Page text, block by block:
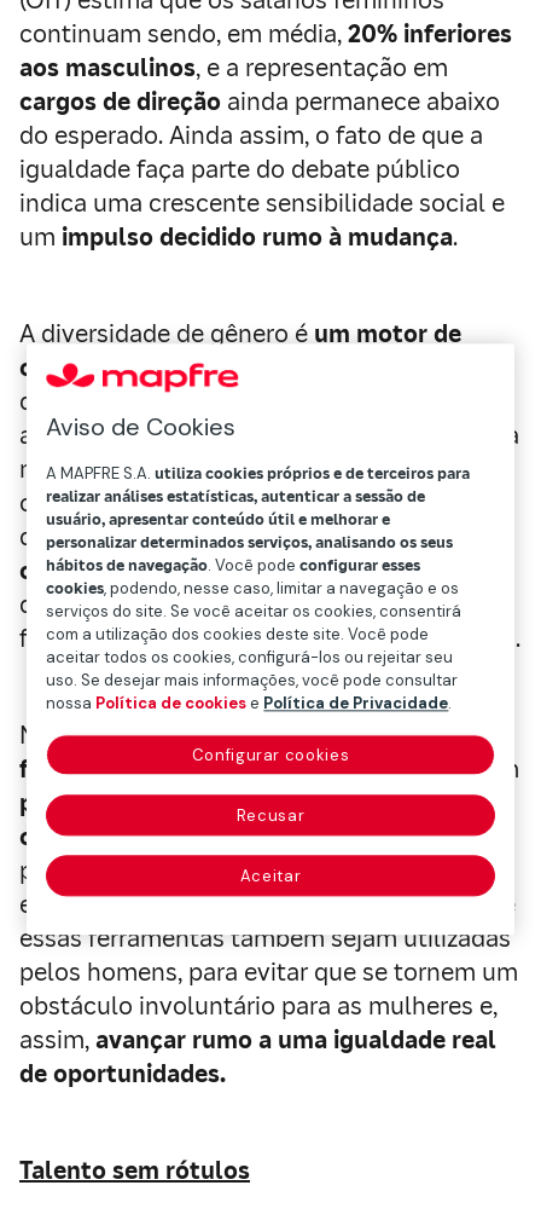
continuam sendo, em média,20% inferiores
aos masculinos, e a representação em
cargos de direção ainda permanece abaixo
do esperado. Ainda assim, o fato de que a
igualdade faça parte do debate público
indica uma crescente sensibilidade social e
um impulso decidido rumo à mudança.
A diversidade de gênero é um motor de
competitividade: multiplica o talento
disponível e fortalece as organizações em
ambientes complexos. Embora a inserção da
mulher no mercado de trabalho esteja
consolidada na maioria dos setores, a
dificuldade concentra-se no acesso a
cargos de liderança, algo que ocorre apesar
de as mulheres frequentemente terem uma
formação acadêmica superior à dos homens.
Nesse contexto,as empresas têm um papel
fundamentale, de fato, muitas já promovem
planos de igualdade e medidas de
conciliaçãoentre vida pessoal e
profissional. A flexibilidade laboral é
essencial, mas é igualmente importante que
essas ferramentas também sejam utilizadas
pelos homens, para evitar que se tornem um
obstáculo involuntário para as mulheres e,
assim,avançar rumo a uma igualdade real
de oportunidades.
Talento sem rótulos
Aviso de Cookies
A MAPFRE S.A.utiliza cookies próprios e de terceiros para
realizar análises estatísticas, autenticar a sessão de
usuário, apresentar conteúdo útil e melhorar e
personalizar determinados serviços, analisando os seus
hábitos de navegação. Você podeconfigurar esses
cookies, podendo, nesse caso, limitar a navegação e os
serviços do site. Se você aceitar os cookies, consentirá
com a utilização dos cookies deste site. Você pode
aceitar todos os cookies, configurá-los ou rejeitar seu
uso. Se desejar mais informações, você pode consultar
nossa Política de cookiese Política de Privacidade.
Configurar cookies
Recusar
Aceitar